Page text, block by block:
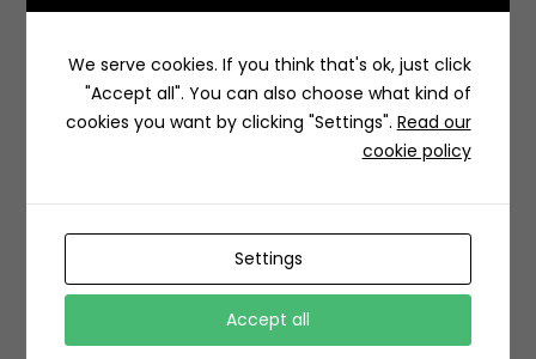
INCHY | إنشي
السعودية
6749 طريق الملك عبدالعزيز، صلاح الدين، الرياض 12432،
We serve cookies. If you think that's ok, just click
"Accept all". You can also choose what kind of
cookies you want by clicking "Settings". Read our
cookie policy
Settings
Accept all